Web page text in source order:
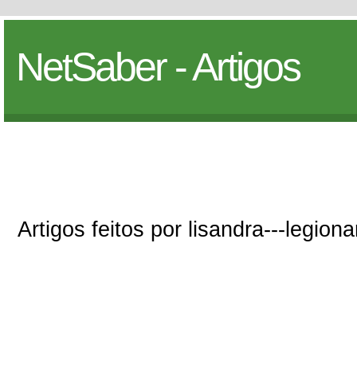
NetSaber - Artigos
Artigos feitos por lisandra---